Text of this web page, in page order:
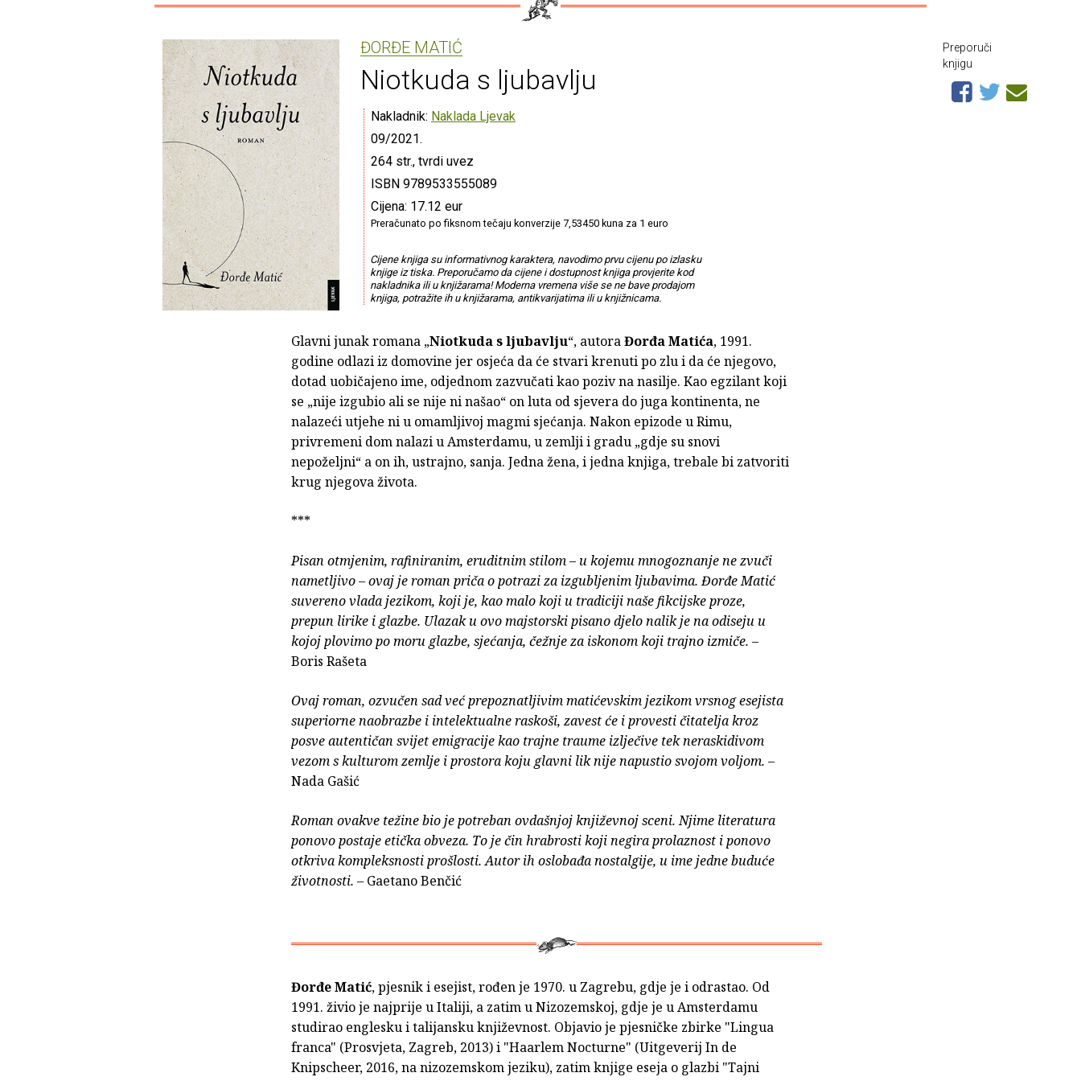
ĐORĐE MATIĆ
Niotkuda s ljubavlju
Nakladnik: Naklada Ljevak
09/2021.
264 str., tvrdi uvez
ISBN 9789533555089
Cijena: 17.12 eur
Preračunato po fiksnom tečaju konverzije 7,53450 kuna za 1 euro
Cijene knjiga su informativnog karaktera, navodimo prvu cijenu po izlasku
knjige iz tiska. Preporučamo da cijene i dostupnost knjiga provjerite kod
nakladnika ili u knjižarama! Moderna vremena više se ne bave prodajom
knjiga, potražite ih u knjižarama, antikvarijatima ili u knjižnicama.
Glavni junak romana „Niotkuda s ljubavlju“, autoraĐorđa Matića, 1991.
godine odlazi iz domovine jer osjeća da će stvari krenuti po zlu i da će njegovo,
dotad uobičajeno ime, odjednom zazvučati kao poziv na nasilje. Kao egzilant koji
se „nije izgubio ali se nije ni našao“ on luta od sjevera do juga kontinenta, ne
nalazeći utjehe ni u omamljivoj magmi sjećanja. Nakon epizode u Rimu,
privremeni dom nalazi u Amsterdamu, u zemlji i gradu „gdje su snovi
nepoželjni“ a on ih, ustrajno, sanja. Jedna žena, i jedna knjiga, trebale bi zatvoriti
krug njegova života.
***
Pisan otmjenim, rafiniranim, eruditnim stilom – u kojemu mnogoznanje ne zvuči
nametljivo – ovaj je roman priča o potrazi za izgubljenim ljubavima. Đorđe Matić
suvereno vlada jezikom, koji je, kao malo koji u tradiciji naše fikcijske proze,
prepun lirike i glazbe. Ulazak u ovo majstorski pisano djelo nalik je na odiseju u
kojoj plovimo po moru glazbe, sjećanja, čežnje za iskonom koji trajno izmiče. –
Boris Rašeta
Ovaj roman, ozvučen sad već prepoznatljivim matićevskim jezikom vrsnog esejista
superiorne naobrazbe i intelektualne raskoši, zavest će i provesti čitatelja kroz
posve autentičan svijet emigracije kao trajne traume izlječive tek neraskidivom
vezom s kulturom zemlje i prostora koju glavni lik nije napustio svojom voljom. –
Nada Gašić
Roman ovakve težine bio je potreban ovdašnjoj književnoj sceni. Njime literatura
ponovo postaje etička obveza. To je čin hrabrosti koji negira prolaznost i ponovo
otkriva kompleksnosti prošlosti. Autor ih oslobađa nostalgije, u ime jedne buduće
životnosti. – Gaetano Benčić
Đorđe Matić, pjesnik i esejist, rođen je 1970. u Zagrebu, gdje je i odrastao. Od
1991. živio je najprije u Italiji, a zatim u Nizozemskoj, gdje je u Amsterdamu
studirao englesku i talijansku književnost. Objavio je pjesničke zbirke "Lingua
franca" (Prosvjeta, Zagreb, 2013) i "Haarlem Nocturne" (Uitgeverij In de
Knipscheer, 2016, na nizozemskom jeziku), zatim knjige eseja o glazbi "Tajni
Preporuči
knjigu